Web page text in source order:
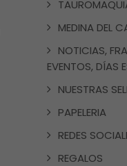
MEDINA DEL
NOTICIAS,
EVENTOS, DÍAS
NUESTRAS
PAPELERIA
REDES
REGALOS